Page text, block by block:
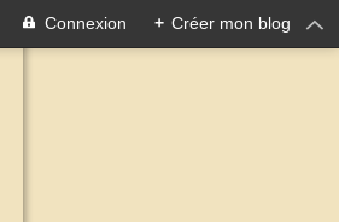
Connexion + Créer mon blog